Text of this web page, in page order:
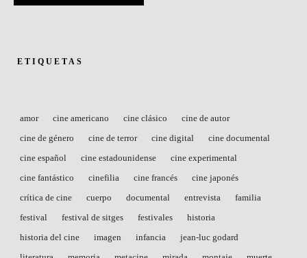
ETIQUETAS
amor cine americano cine clásico
cine de autor
cine de género
cine de terror cine digital
cine documental
cine español
cine estadounidense
cine experimental
cine fantástico
cinefilia cine francés
cine japonés
crítica de cine
cuerpo documental entrevista
familia
festival
festival de sitges festivales
historia
historia del cine
imagen infancia
jean-luc godard